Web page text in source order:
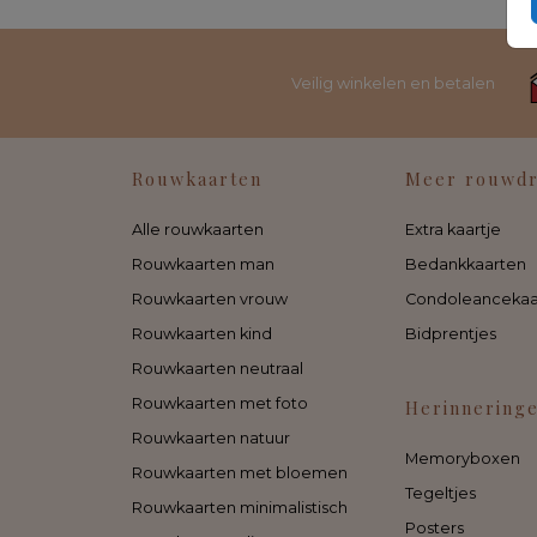
Veilig winkelen en betalen
Rouwkaarten
Alle rouwkaarten
Rouwkaarten man
Rouwkaarten vrouw
Rouwkaarten kind
Rouwkaarten neutraal
Rouwkaarten met foto
Rouwkaarten natuur
Rouwkaarten met bloemen
Rouwkaarten minimalistisch
Meer
Extra kaartje
Bedankkaarten
Bidprentjes
Memoryboxen
Tegeltjes
Posters